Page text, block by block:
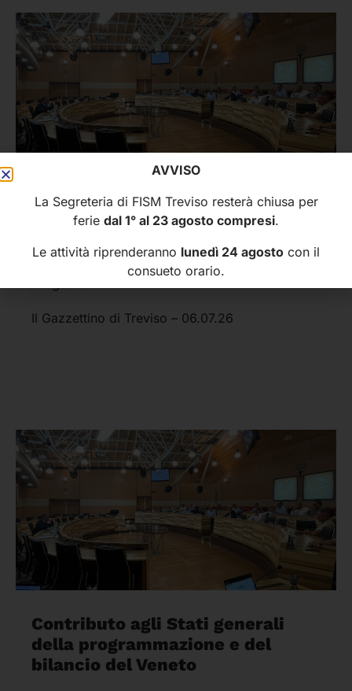
Aumenti delle rette all’asilo:
«Subito bonus da 500 euro» –
Rassegna stampa del 06.08.2026
Il Gazzettino di Treviso – 06.07.26
Contributo agli Stati generali
della programmazione e del
bilancio del Veneto
AVVISO
La Segreteria di FISM Treviso resterà chiusa per
ferie dal 1° al 23 agosto compresi.
Le attività riprenderanno lunedì 24 agosto con il
consueto orario.